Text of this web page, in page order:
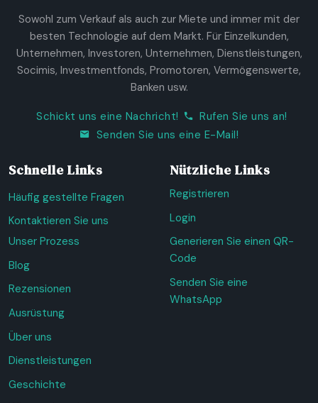
Sowohl zum Verkauf als auch zur Miete und immer mit der
besten Technologie auf dem Markt. Für Einzelkunden,
Unternehmen, Investoren, Unternehmen, Dienstleistungen,
Socimis, Investmentfonds, Promotoren, Vermögenswerte,
Banken usw.
Schickt uns eine Nachricht!
Rufen Sie uns an!
Senden Sie uns eine E-Mail!
Schnelle Links
Häufig gestellte Fragen
Kontaktieren Sie uns
Unser Prozess
Blog
Rezensionen
Ausrüstung
Über uns
Dienstleistungen
Geschichte
Nützliche Links
Registrieren
Login
Generieren Sie einen QR-
Code
Senden Sie eine
WhatsApp